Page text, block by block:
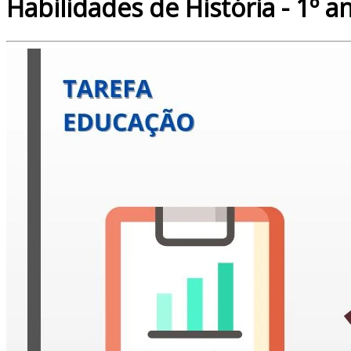
Habilidades de História - 1º